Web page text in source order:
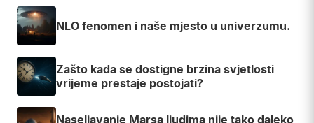
NLO fenomen i naše mjesto u univerzumu.
Zašto kada se dostigne brzina svjetlosti
vrijeme prestaje postojati?
Naseljavanje Marsa ljudima nije tako daleko